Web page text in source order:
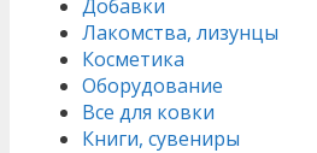
Добавки
Лакомства, лизунцы
Косметика
Оборудование
Все для ковки
Книги, сувениры